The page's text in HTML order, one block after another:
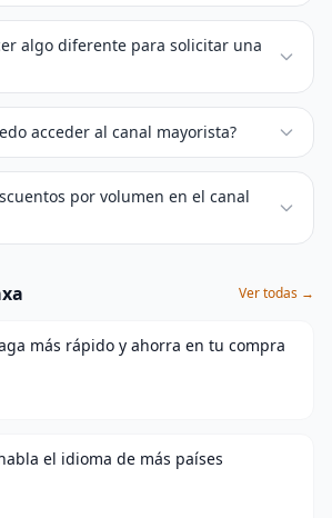
algo diferente para solicitar una
acceder al canal mayorista?
por volumen en el canal
Ver todas →
más rápido y ahorra en tu compra
el idioma de más países